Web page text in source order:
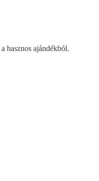
a hasznos ajándékból.